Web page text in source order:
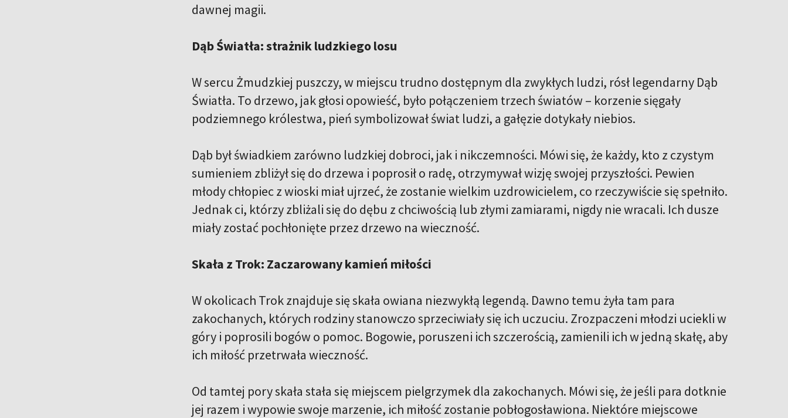
dawnej magii.
Dąb Światła: strażnik ludzkiego losu
W sercu Żmudzkiej puszczy, w miejscu trudno dostępnym dla zwykłych ludzi, rósł legendarny Dąb
Światła. To drzewo, jak głosi opowieść, było połączeniem trzech światów – korzenie sięgały
podziemnego królestwa, pień symbolizował świat ludzi, a gałęzie dotykały niebios.
Dąb był świadkiem zarówno ludzkiej dobroci, jak i nikczemności. Mówi się, że każdy, kto z czystym
sumieniem zbliżył się do drzewa i poprosił o radę, otrzymywał wizję swojej przyszłości. Pewien
młody chłopiec z wioski miał ujrzeć, że zostanie wielkim uzdrowicielem, co rzeczywiście się spełniło.
Jednak ci, którzy zbliżali się do dębu z chciwością lub złymi zamiarami, nigdy nie wracali. Ich dusze
miały zostać pochłonięte przez drzewo na wieczność.
Skała z Trok: Zaczarowany kamień miłości
W okolicach Trok znajduje się skała owiana niezwykłą legendą. Dawno temu żyła tam para
zakochanych, których rodziny stanowczo sprzeciwiały się ich uczuciu. Zrozpaczeni młodzi uciekli w
góry i poprosili bogów o pomoc. Bogowie, poruszeni ich szczerością, zamienili ich w jedną skałę, aby
ich miłość przetrwała wieczność.
Od tamtej pory skała stała się miejscem pielgrzymek dla zakochanych. Mówi się, że jeśli para dotknie
jej razem i wypowie swoje marzenie, ich miłość zostanie pobłogosławiona. Niektóre miejscowe